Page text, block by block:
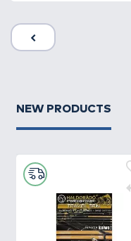
NEW PRODUCTS